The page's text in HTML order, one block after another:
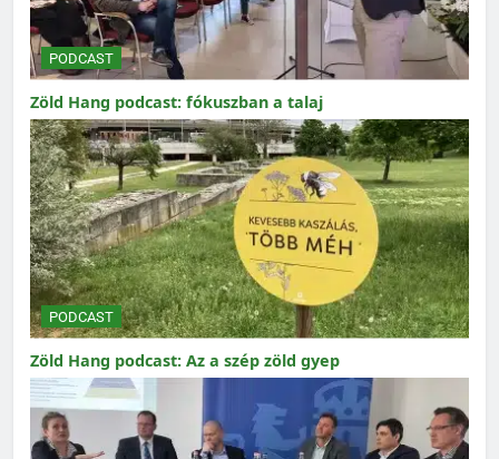
PODCAST
Zöld Hang podcast: fókuszban a talaj
PODCAST
Zöld Hang podcast: Az a szép zöld gyep